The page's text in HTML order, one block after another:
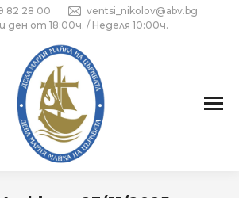
82 28 00
ventsi_nikolov@abv.bg
ден от 18:00ч. / Неделя 10:00ч.